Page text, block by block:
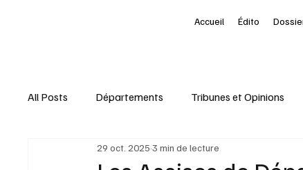
Accueil Édito
All Posts Départements Tribunes et Opinions
Nominations Entreprises
29 oct. 2025 3 min de lecture